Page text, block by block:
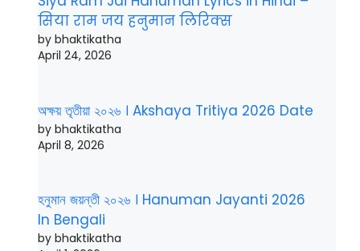
सिया राम जय हनुमान लिरिक्स
by bhaktikatha
April 24, 2026
অক্ষয় তৃতীয়া ২০২৬ । Akshaya Tritiya 2026 Date
by bhaktikatha
April 8, 2026
হনুমান জয়ন্তী ২০২৬ । Hanuman Jayanti 2026
In Bengali
by bhaktikatha